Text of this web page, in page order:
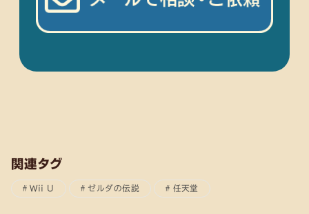
関連タグ
Wii U ゼルダの伝説 任天堂